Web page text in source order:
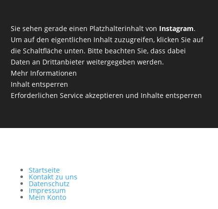
Sie sehen gerade einen Platzhalterinhalt von Instagram.
Um auf den eigentlichen Inhalt zuzugreifen, klicken Sie auf
die Schaltfläche unten. Bitte beachten Sie, dass dabei
Daten an Drittanbieter weitergegeben werden.
Mehr Informationen
Inhalt entsperren
Erforderlichen Service akzeptieren und Inhalte entsperren
Startseite
Kontakt zu uns
Datenschutz
Impressum
Mein Konto